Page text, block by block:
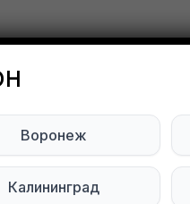
Воронеж
Калининград